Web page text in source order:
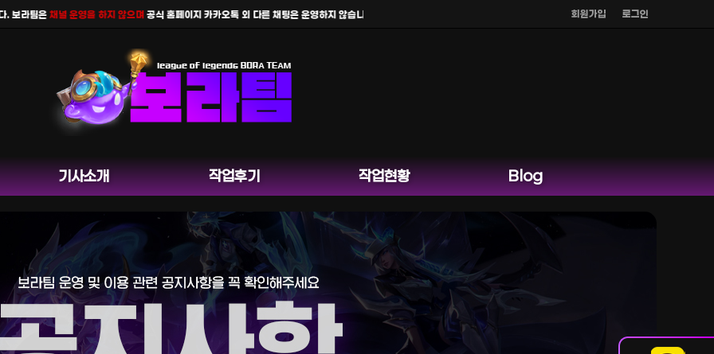
회원가입 로그인
라팀은채널 운영을 하지 않으며공식 홈페이지 카카오톡 외 다른 채팅은 운영하지 않습니다.
기사소개 작업후기 작업현황 Blog